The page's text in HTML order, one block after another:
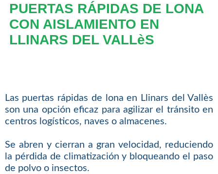
PUERTAS RÁPIDAS DE LONA
CON AISLAMIENTO EN
LLINARS DEL VALLèS
Las puertas rápidas de lona en Llinars del Vallès
son una opción eficaz para agilizar el tránsito en
centros logísticos, naves o almacenes.
Se abren y cierran a gran velocidad, reduciendo
la pérdida de climatización y bloqueando el paso
de polvo o insectos.